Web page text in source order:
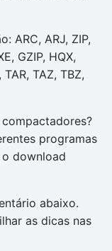
ARC, ARJ, ZIP,
GZIP, HQX,
TAZ, TBZ,
programas
download
abaixo.
as dicas nas